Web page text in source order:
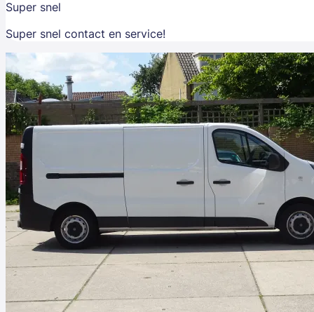
Super snel
Super snel contact en service!